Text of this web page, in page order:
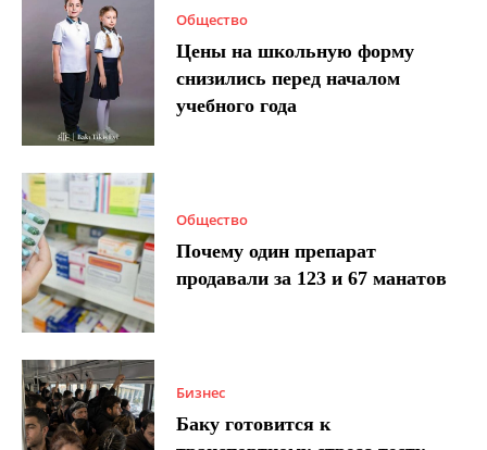
Общество
Цены на школьную форму
снизились перед началом
учебного года
Общество
Почему один препарат
продавали за 123 и 67 манатов
Бизнес
Баку готовится к